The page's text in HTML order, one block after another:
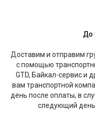
До
Доставим и отправим
с помощью
GTD, Байкал-сервис и
вам транспортной
день после оплаты, в
следующий день